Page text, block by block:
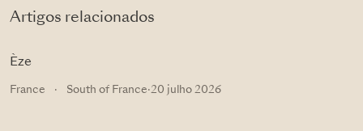
Artigos relacionados
Èze
France · South of France·20 julho 2026